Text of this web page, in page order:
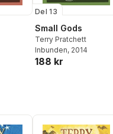
Del 13
Small Gods
Terry Pratchett
Inbunden, 2014
188 kr